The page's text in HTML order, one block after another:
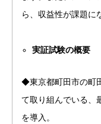
ら、収益性が課題に
実証試験の概要
◆東京都町田市の町
て取り組んでいる、
を導入。